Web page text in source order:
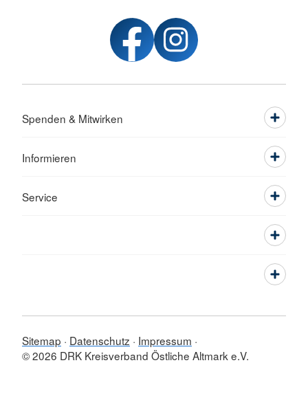
Spenden & Mitwirken
Informieren
Service
Sitemap Datenschutz
Impressum
© 2026 DRK Kreisverband Östliche Altmark e.V.